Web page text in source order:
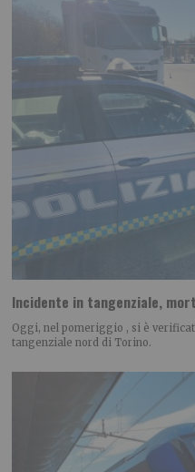
Incidente in tangenziale,
Oggi, nel pomeriggio , si è
tangenziale nord di Torino.